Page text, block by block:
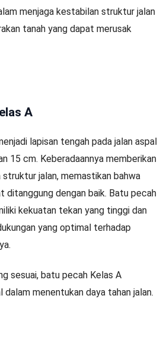
menjaga kestabilan struktur jalan
tanah yang dapat merusak
A
lapisan tengah pada jalan aspal
15 cm. Keberadaannya memberikan
jalan, memastikan bahwa
ditanggung dengan baik. Batu pecah
kekuatan tekan yang tinggi dan
yang optimal terhadap
sesuai, batu pecah Kelas A
dalam menentukan daya tahan jalan.